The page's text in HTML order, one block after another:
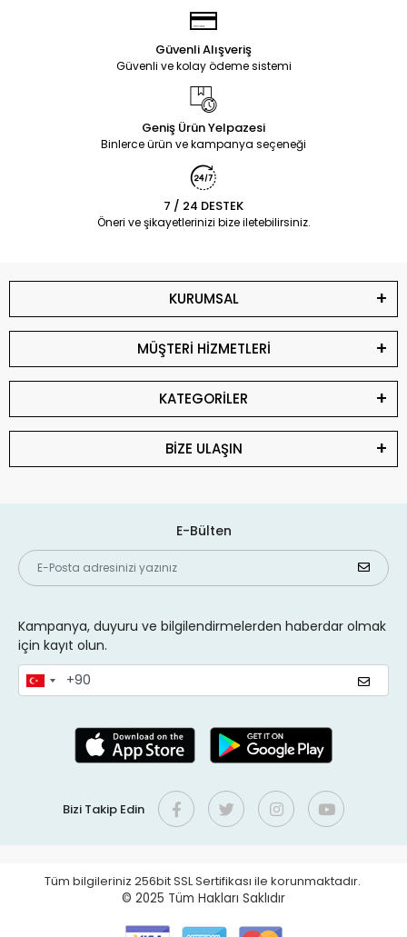
Güvenli Alışveriş
Güvenli ve kolay ödeme sistemi
Geniş Ürün Yelpazesi
Binlerce ürün ve kampanya seçeneği
7 / 24 DESTEK
Öneri ve şikayetlerinizi bize iletebilirsiniz.
KURUMSAL
MÜŞTERİ HİZMETLERİ
KATEGORİLER
BİZE ULAŞIN
E-Bülten
Kampanya, duyuru ve bilgilendirmelerden haberdar olmak
için kayıt olun.
Bizi Takip Edin
Tüm bilgileriniz 256bit SSL Sertifikası ile korunmaktadır.
© 2025 Tüm Hakları Saklıdır